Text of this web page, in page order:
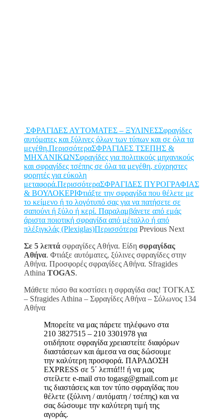
ΣΦΡΑΓΙΔΕΣ ΑΥΤΟΜΑΤΕΣ – ΞΥΛΙΝΕΣΣφραγίδες
αυτόματες και ξύλινες όλων των τύπων και σε όλα τα
μεγέθη.ΠερισσότεραΣΦΡΑΓΙΔΕΣ ΤΣΕΠΗΣ &
ΜΗΧΑΝΙΚΩΝΣφραγίδες για πολιτικούς μηχανικούς
και σφραγίδες τσέπης σε όλα τα μεγέθη, εύχρηστες
φορητές για εύκολη
μεταφορά.ΠερισσότεραΣΦΡΑΓΙΔΕΣ ΠΥΡΟΓΡΑΦΙΑΣ
& ΒΟΥΛΟΚΕΡΙΦτιάξτε την σφραγίδα που θέλετε με
το κείμενο ή το λογότυπό σας για να πατήσετε σε
σαπούνι ή ξύλο ή κερί. Παραλαμβάνετε από εμάς
άριστα ποιοτική σφραγίδα από μέταλλο ή από
πλέξιγκλάς (Plexiglas)Περισσότερα Previous Next
Σε 5 λεπτά σφραγίδες Αθήνα. Είδη σφραγίδας
Αθήνα. Φτιάξε αυτόματες, ξύλινες σφραγίδες στην
Αθήνα. Προσφορές σφραγίδες Αθήνα. Sfragides
Athina TOGAS.
Μάθετε πόσο θα κοστίσει η σφραγίδα σας! ΤΟΓΚΑΣ
– Sfragides Athina – Σφραγίδες Αθήνα – Σόλωνος 134
Αθήνα
Μπορείτε να μας πάρετε τηλέφωνο στα
210 3827515 – 210 3301978 για
οτιδήποτε σφραγίδα χρειαστείτε διαφόρων
διαστάσεων και άμεσα να σας δώσουμε
την καλύτερη προσφορά. ΠΑΡΑΔΟΣΗ
EXPRESS σε 5΄ λεπτά!!! ή να μας
στείλετε e-mail στο togasg@gmail.com με
τις διαστάσεις και τον τύπο σφραγίδας που
θέλετε (ξύλινη / αυτόματη / τσέπης) και να
σας δώσουμε την καλύτερη τιμή της
αγοράς.